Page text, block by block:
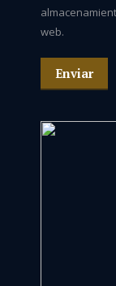
web.
Enviar